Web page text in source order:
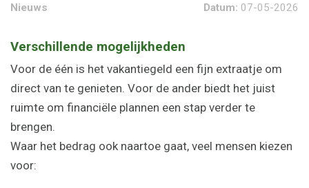
Nieuws Datum: 07-05-2026
Verschillende mogelijkheden
Voor de één is het vakantiegeld een fijn extraatje om
direct van te genieten. Voor de ander biedt het juist
ruimte om financiële plannen een stap verder te
brengen.
Waar het bedrag ook naartoe gaat, veel mensen kiezen
voor: